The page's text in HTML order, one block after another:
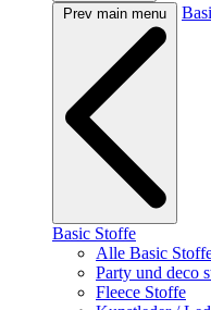
Prev main menu
Basic Stoffe
Alle Basic
Party und deco
Fleece Stoffe